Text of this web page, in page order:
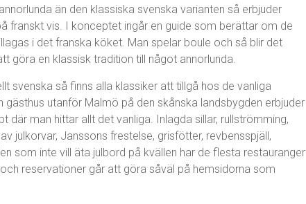
än den klassiska svenska varianten så erbjuder
franskt vis. I konceptet ingår en guide som berättar om de
i det franska köket. Man spelar boule och så blir det
göra en klassisk tradition till något annorlunda.
svenska så finns alla klassiker att tillgå hos de vanliga
gästhus utanför Malmö på den skånska landsbygden erbjuder
man hittar allt det vanliga. Inlagda sillar, rullströmming,
julkorvar, Janssons frestelse, grisfötter, revbensspjäll,
som inte vill äta julbord på kvällen har de flesta restauranger
reservationer går att göra såväl på hemsidorna som